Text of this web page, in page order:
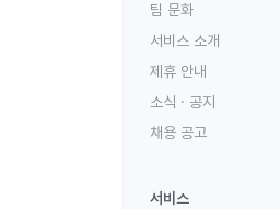
팀 문화
서비스 소개
제휴 안내
소식 · 공지
채용 공고
서비스